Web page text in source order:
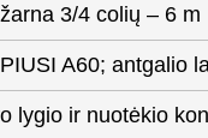
3/4 colių – 6 m
A60; antgalio
lygio ir nuotėkio